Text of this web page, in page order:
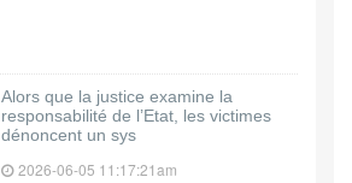
Alors que la justice examine la
responsabilité de l’Etat, les victimes
dénoncent un sys
2026-06-05 11:17:21am